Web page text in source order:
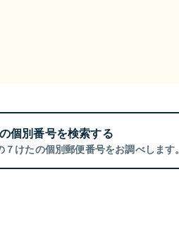
個別番号を検索する
７けたの個別郵便番号をお調べします。